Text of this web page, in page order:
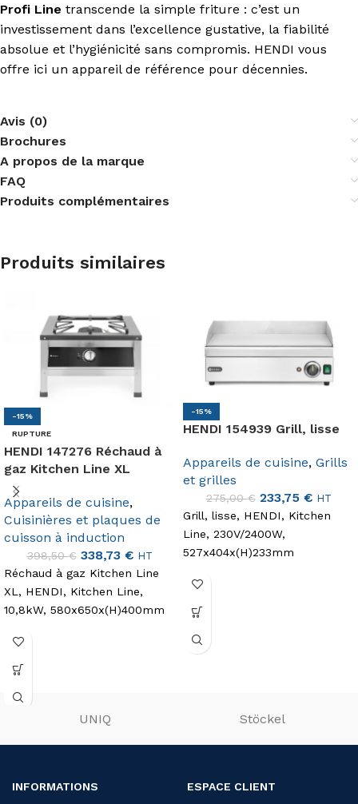
Profi Line transcende la simple friture : c’est un
investissement dans l’excellence gustative, la fiabilité
absolue et l’hygiénicité sans compromis. HENDI vous
offre ici un appareil de référence pour décennies.
Avis (0)
Brochures
A propos de la marque
FAQ
Produits complémentaires
Produits similaires
-15%
RUPTURE
HENDI 147276 Réchaud à
gaz Kitchen Line XL
Appareils de cuisine,
Cuisinières et plaques de
cuisson à induction
398,50€ 338,73 € HT
Réchaud à gaz Kitchen Line
XL, HENDI, Kitchen Line,
10,8kW, 580x650x(H)400mm
-15%
HENDI 154939 Grill, lisse
Appareils de cuisine, Grills
et grilles
275,00€ 233,75 € HT
Grill, lisse, HENDI, Kitchen
Line, 230V/2400W,
527x404x(H)233mm
UNIQ Stöckel
INFORMATIONS ESPACE CLIENT